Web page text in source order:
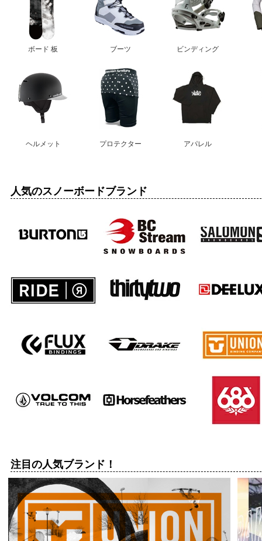
ボード 板 ブーツ ビンディング
ヘルメット プロテクター アパレル
人気のスノーボードブランド
注目の人気ブランド！